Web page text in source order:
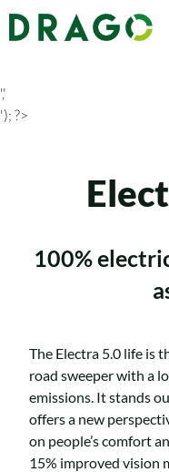
','
'); ?>
100%
The Electra 5.0 life is
road sweeper with a
emissions. It stands
offers a new
on people’s comfort
15% improved vision